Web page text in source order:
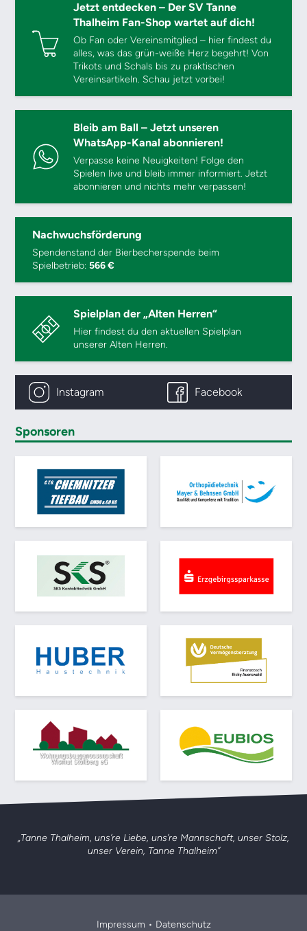
Jetzt entdecken – Der SV Tanne
Thalheim Fan-Shop wartet auf dich!
Ob Fan oder Vereinsmitglied – hier findest du
alles, was das grün-weiße Herz begehrt! Von
Trikots und Schals bis zu praktischen
Vereinsartikeln. Schau jetzt vorbei!
Bleib am Ball – Jetzt unseren
WhatsApp-Kanal abonnieren!
Verpasse keine Neuigkeiten! Folge den
Spielen live und bleib immer informiert. Jetzt
abonnieren und nichts mehr verpassen!
Nachwuchsförderung
Spendenstand der Bierbecherspende beim
Spielbetrieb:566 €
Spielplan der „Alten Herren“
Hier findest du den aktuellen Spielplan
unserer Alten Herren.
Instagram Facebook
Sponsoren
„Tanne Thalheim, uns’re Liebe, uns’re Mannschaft, unser Stolz,
unser Verein, Tanne Thalheim”
Impressum • Datenschutz